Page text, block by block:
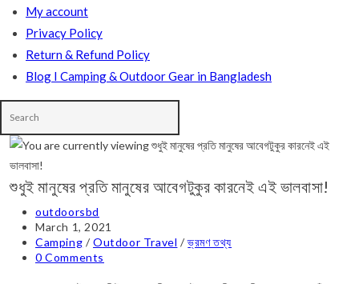
My account
Privacy Policy
Return & Refund Policy
Blog I Camping & Outdoor Gear in Bangladesh
শুধুই মানুষের প্রতি মানুষের আবেগটুকুর কারনেই এই ভালবাসা!
Post
author:
outdoorsbd
Post
published:
March 1, 2021
Post
category:
Camping / Outdoor Travel / ভ্রমণ তথ্য
Post
0 Comments